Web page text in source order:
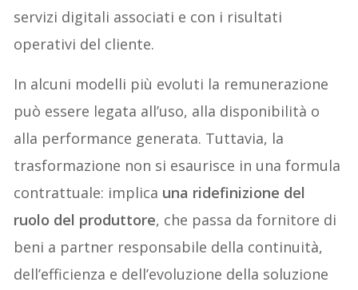
servizi digitali associati e con i risultati
operativi del cliente.
In alcuni modelli più evoluti la remunerazione
può essere legata all’uso, alla disponibilità o
alla performance generata. Tuttavia, la
trasformazione non si esaurisce in una formula
contrattuale: implica una ridefinizione del
ruolo del produttore, che passa da fornitore di
beni a partner responsabile della continuità,
dell’efficienza e dell’evoluzione della soluzione